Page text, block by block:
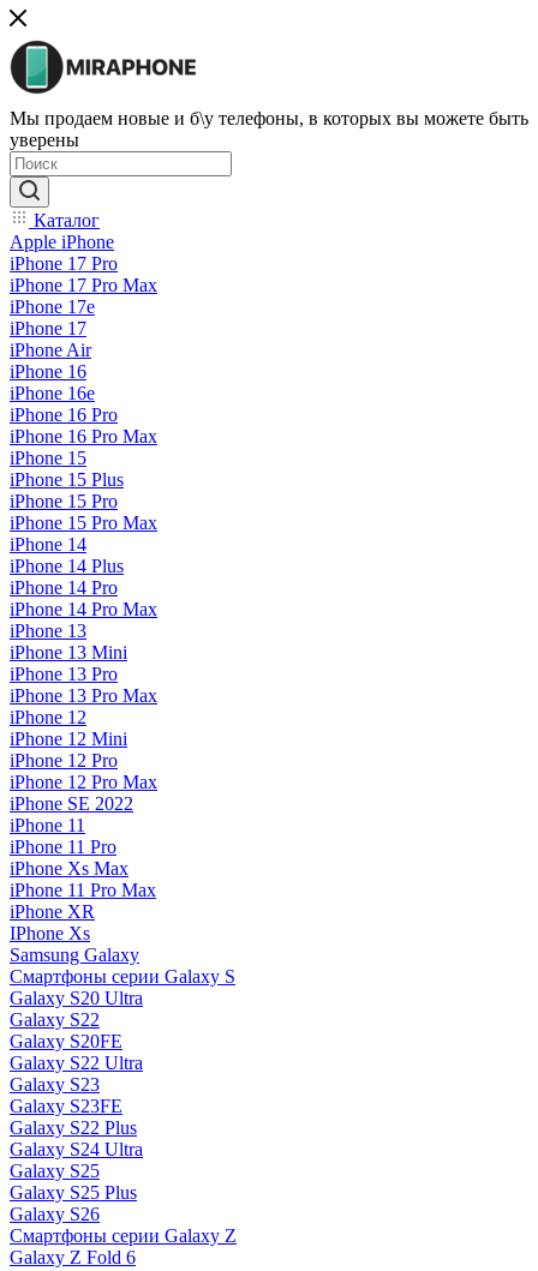
Мы продаем новые и б\у телефоны, в которых вы можете быть
уверены
Каталог
Apple iPhone
iPhone 17 Pro
iPhone 17 Pro Max
iPhone 17e
iPhone 17
iPhone Air
iPhone 16
iPhone 16e
iPhone 16 Pro
iPhone 16 Pro Max
iPhone 15
iPhone 15 Plus
iPhone 15 Pro
iPhone 15 Pro Max
iPhone 14
iPhone 14 Plus
iPhone 14 Pro
iPhone 14 Pro Max
iPhone 13
iPhone 13 Mini
iPhone 13 Pro
iPhone 13 Pro Max
iPhone 12
iPhone 12 Mini
iPhone 12 Pro
iPhone 12 Pro Max
iPhone SE 2022
iPhone 11
iPhone 11 Pro
iPhone Xs Max
iPhone 11 Pro Max
iPhone XR
IPhone Xs
Samsung Galaxy
Смартфоны серии Galaxy S
Galaxy S20 Ultra
Galaxy S22
Galaxy S20FE
Galaxy S22 Ultra
Galaxy S23
Galaxy S23FE
Galaxy S22 Plus
Galaxy S24 Ultra
Galaxy S25
Galaxy S25 Plus
Galaxy S26
Смартфоны серии Galaxy Z
Galaxy Z Fold 6